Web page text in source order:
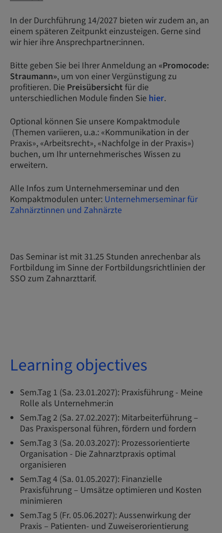
In der Durchführung 14/2027 bieten wir zudem an, an
einem späteren Zeitpunkt einzusteigen. Gerne sind
wir hier ihre Ansprechpartner:innen.
Bitte geben Sie bei Ihrer Anmeldung an «Promocode:
Straumann», um von einer Vergünstigung zu
profitieren. Die Preisübersicht für die
unterschiedlichen Module finden Sie hier.
Optional können Sie unsere Kompaktmodule
(Themen variieren, u.a.: «Kommunikation in der
Praxis», «Arbeitsrecht», «Nachfolge in der Praxis»)
buchen, um Ihr unternehmerisches Wissen zu
erweitern.
Alle Infos zum Unternehmerseminar und den
Kompaktmodulen unter: Unternehmerseminar für
Zahnärztinnen und Zahnärzte
Das Seminar ist mit 31.25 Stunden anrechenbar als
Fortbildung im Sinne der Fortbildungsrichtlinien der
SSO zum Zahnarzttarif.
Learning objectives
Sem.Tag 1 (Sa. 23.01.2027): Praxisführung - Meine
Rolle als Unternehmer:in
Sem.Tag 2 (Sa. 27.02.2027): Mitarbeiterführung –
Das Praxispersonal führen, fördern und fordern
Sem.Tag 3 (Sa. 20.03.2027): Prozessorientierte
Organisation - Die Zahnarztpraxis optimal
organisieren
Sem.Tag 4 (Sa. 01.05.2027): Finanzielle
Praxisführung – Umsätze optimieren und Kosten
minimieren
Sem.Tag 5 (Fr. 05.06.2027): Aussenwirkung der
Praxis – Patienten- und Zuweiserorientierung